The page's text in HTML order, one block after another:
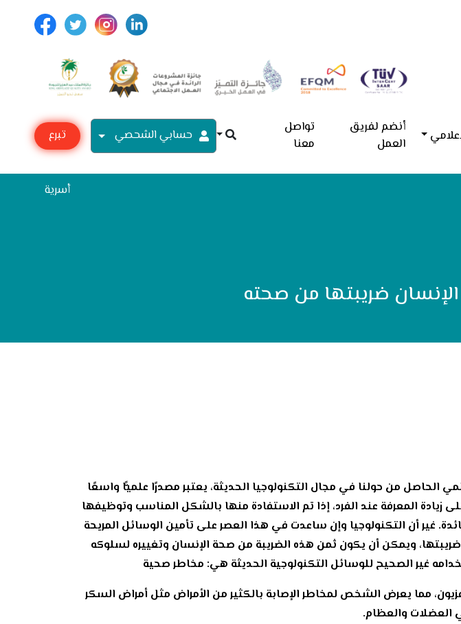
أنضم لفريق
العمل
تواصل
معنا
حسابي الشحصي
تبرع
أسرية
الإنسان ضريبتها من صحته
الحاصل من حولنا في مجال التكنولوجيا الحديثة، يعتبر مصدرًا علميًّا واسعًا
زيادة المعرفة عند الفرد، إذا تم الاستفادة منها بالشكل المناسب وتوظيفها
غير أن التكنولوجيا وإن ساعدت في هذا العصر على تأمين الوسائل المريحة
ضريبتها، ويمكن أن يكون ثمن هذه الضريبة من صحة الإنسان وتغييره لسلوكه
غير الصحيح للوسائل التكنولوجية الحديثة هي: مخاطر صحية
مما يعرض الشخص لمخاطر الإصابة بالكثير من الأمراض مثل أمراض السكر
والعظام.